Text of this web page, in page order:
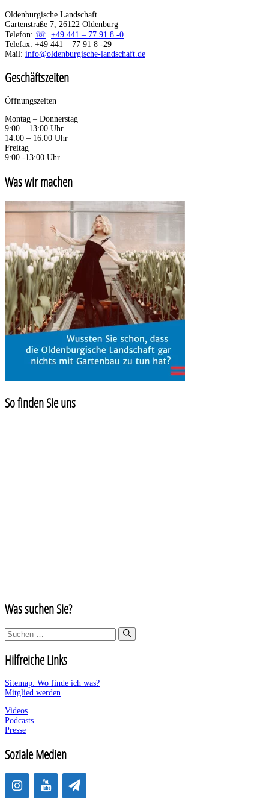
Oldenburgische Landschaft
Gartenstraße 7, 26122 Oldenburg
Telefon:
+49 441 – 77 91 8 -0
Telefax: +49 441 – 77 91 8 -29
Mail: info@oldenburgische-landschaft.de
Geschäftszeiten
Öffnungszeiten
Montag – Donnerstag
9:00 – 13:00 Uhr
14:00 – 16:00 Uhr
Freitag
9:00 -13:00 Uhr
Was wir machen
So finden Sie uns
Was suchen Sie?
Suchen
nach:
Hilfreiche Links
Sitemap: Wo finde ich was?
Mitglied werden
Videos
Podcasts
Presse
Soziale Medien